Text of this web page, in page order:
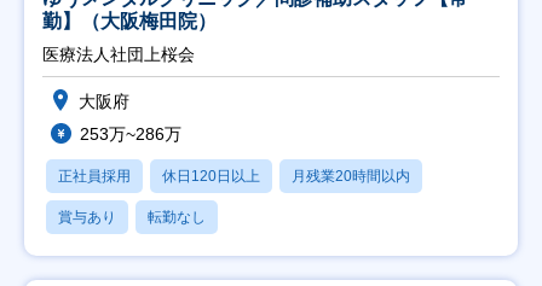
勤】（大阪梅田院）
医療法人社団上桜会
大阪府
253万~286万
正社員採用 休日120日以上 月残業20時間以内
賞与あり 転勤なし